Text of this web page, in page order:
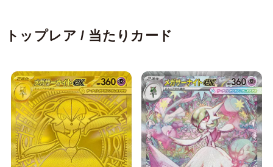
トップレア / 当たりカード